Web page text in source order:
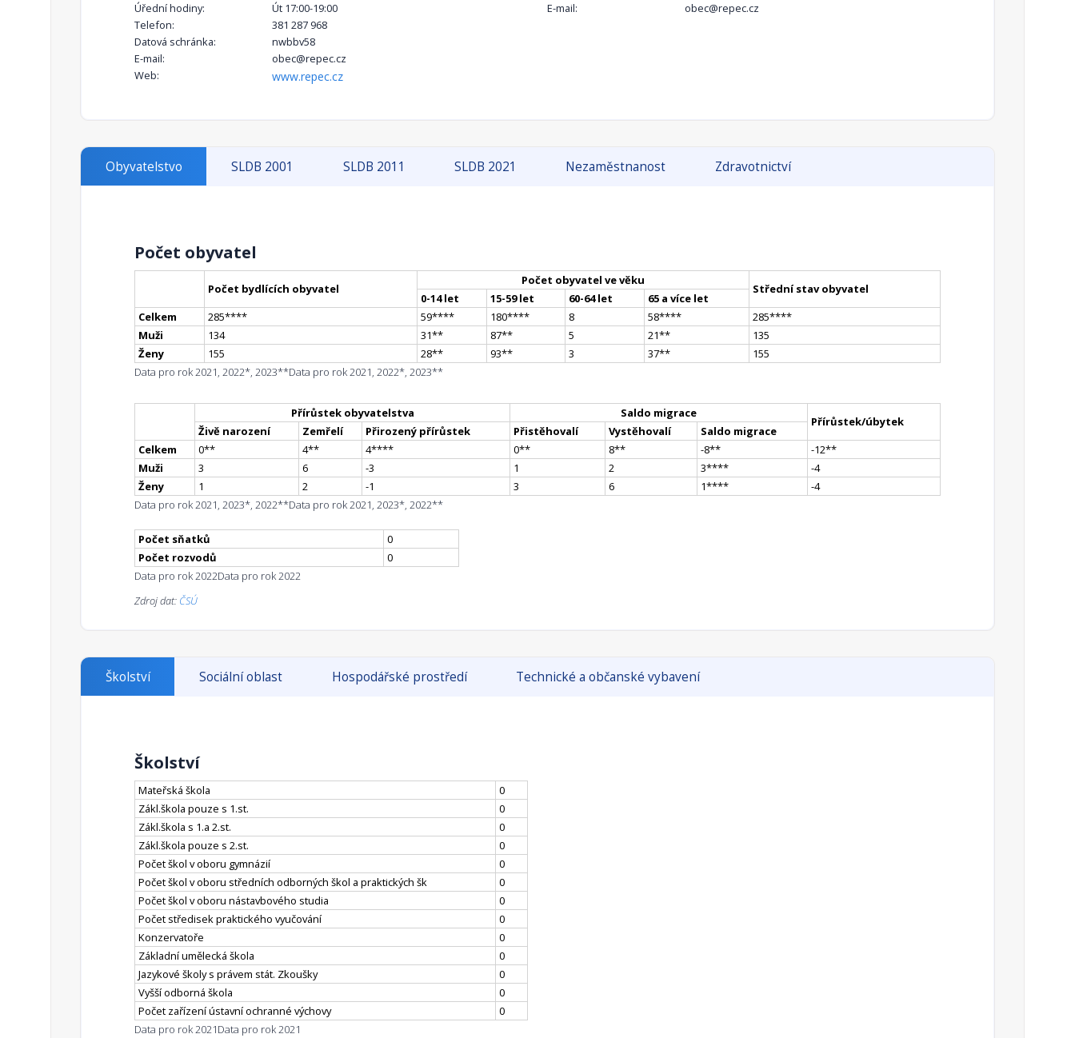
Úřední hodiny:
Út 17:00-19:00
Telefon:
381 287 968
Datová schránka:
nwbbv58
E-mail:
obec@repec.cz
Web:
www.repec.cz
E-mail:
obec@repec.cz
Obyvatelstvo SLDB 2001 SLDB 2011 SLDB 2021 Nezaměstnanost Zdravotnictví
Počet obyvatel
Počet bydlících obyvatel
Počet obyvatel ve věku
Střední stav obyvatel
0-14 let 15-59 let 60-64 let
65 a více let
Celkem
285**** 59**** 180**** 8 58**** 285****
Muži
134 31** 87** 5 21**
135
Ženy
155 28** 93** 3 37**
155
Data pro rok 2021, 2022*, 2023**Data pro rok 2021, 2022*, 2023**
Přírůstek obyvatelstva Saldo migrace
Přírůstek/úbytek
Živě narození Zemřelí Přirozený přírůstek Přistěhovalí Vystěhovalí
Saldo migrace
Celkem
0** 4** 4**** 0** 8** -8** -12**
Muži
3 6 -3 1 2 3****
-4
Ženy
1 2 -1 3 6 1****
-4
Data pro rok 2021, 2023*, 2022**Data pro rok 2021, 2023*, 2022**
Počet sňatků
0
Počet rozvodů
0
Data pro rok 2022Data pro rok 2022
Zdroj dat: ČSÚ
Školství Sociální oblast Hospodářské prostředí Technické a občanské vybavení
Školství
Mateřská škola
0
Zákl.škola pouze s 1.st.
0
Zákl.škola s 1.a 2.st.
0
Zákl.škola pouze s 2.st.
0
Počet škol v oboru gymnázií
0
Počet škol v oboru středních odborných škol a praktických šk
0
Počet škol v oboru nástavbového studia
0
Počet středisek praktického vyučování
0
Konzervatoře
0
Základní umělecká škola
0
Jazykové školy s právem stát. Zkoušky
0
Vyšší odborná škola
0
Počet zařízení ústavní ochranné výchovy
0
Data pro rok 2021Data pro rok 2021